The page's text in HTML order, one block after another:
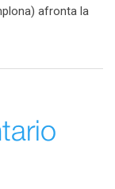
afronta la